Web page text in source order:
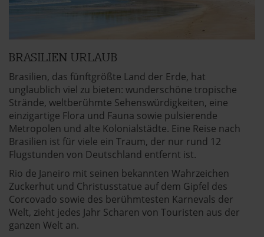
BRASILIEN URLAUB
Brasilien, das fünftgrößte Land der Erde, hat
unglaublich viel zu bieten: wunderschöne tropische
Strände, weltberühmte Sehenswürdigkeiten, eine
einzigartige Flora und Fauna sowie pulsierende
Metropolen und alte Kolonialstädte. Eine Reise nach
Brasilien ist für viele ein Traum, der nur rund 12
Flugstunden von Deutschland entfernt ist.
Rio de Janeiro mit seinen bekannten Wahrzeichen
Zuckerhut und Christusstatue auf dem Gipfel des
Corcovado sowie des berühmtesten Karnevals der
Welt, zieht jedes Jahr Scharen von Touristen aus der
ganzen Welt an.